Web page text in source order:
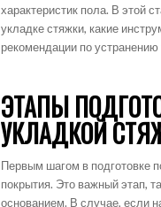
характеристик пола. В этой
укладке стяжки, какие
рекомендации по
ЭТАПЫ
УКЛАДКОЙ
Первым шагом в подготовке
покрытия. Это важный этап,
основанием. В случае, если